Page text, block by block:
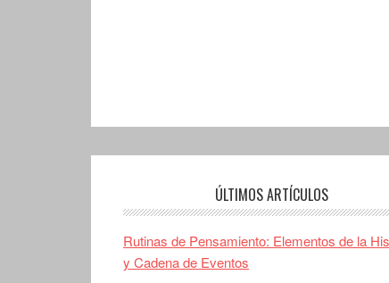
ÚLTIMOS ARTÍCULOS
Rutinas de Pensamiento: Elementos de la
y Cadena de Eventos